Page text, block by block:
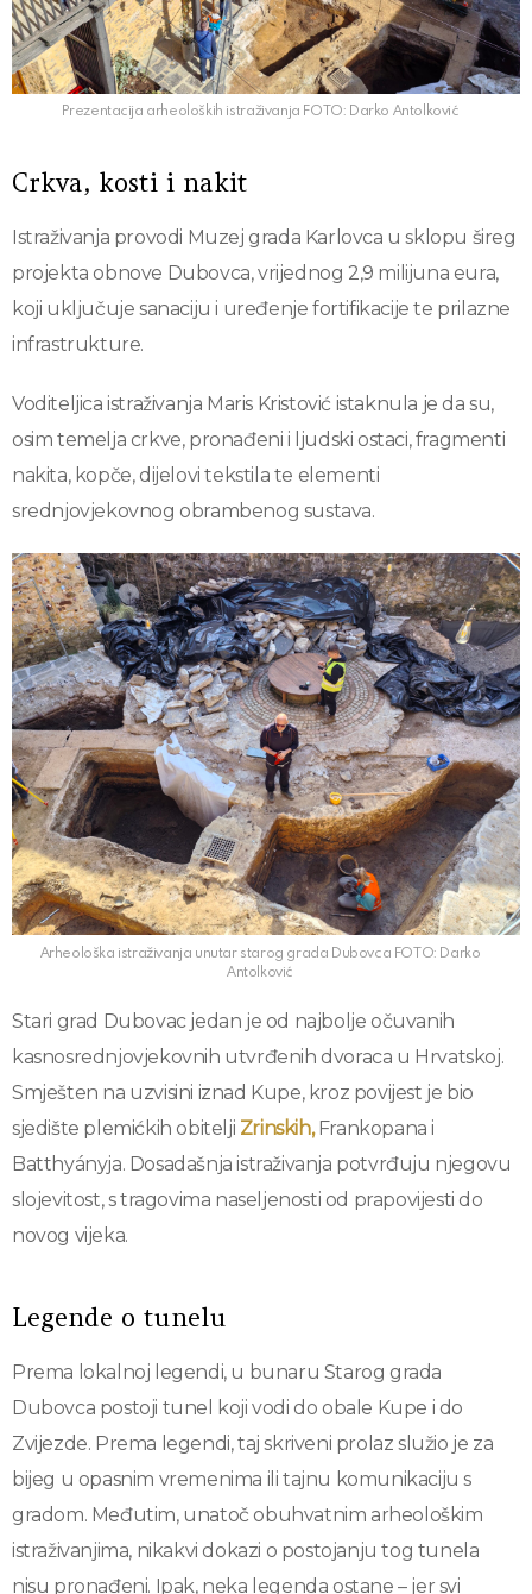
Prezentacija arheoloških istraživanja FOTO: Darko Antolković
Crkva, kosti i nakit
Istraživanja provodi Muzej grada Karlovca u sklopu šireg
projekta obnove Dubovca, vrijednog 2,9 milijuna eura,
koji uključuje sanaciju i uređenje fortifikacije te prilazne
infrastrukture.
Voditeljica istraživanja Maris Kristović istaknula je da su,
osim temelja crkve, pronađeni i ljudski ostaci, fragmenti
nakita, kopče, dijelovi tekstila te elementi
srednjovjekovnog obrambenog sustava.
Arheološka istraživanja unutar starog grada Dubovca FOTO: Darko
Antolković
Stari grad Dubovac jedan je od najbolje očuvanih
kasnosrednjovjekovnih utvrđenih dvoraca u Hrvatskoj.
Smješten na uzvisini iznad Kupe, kroz povijest je bio
sjedište plemićkih obitelji Zrinskih,Frankopana i
Batthyányja. Dosadašnja istraživanja potvrđuju njegovu
slojevitost, s tragovima naseljenosti od prapovijesti do
novog vijeka.
Legende o tunelu
Prema lokalnoj legendi, u bunaru Starog grada
Dubovca postoji tunel koji vodi do obale Kupe i do
Zvijezde. Prema legendi, taj skriveni prolaz služio je za
bijeg u opasnim vremenima ili tajnu komunikaciju s
gradom. Međutim, unatoč obuhvatnim arheološkim
istraživanjima, nikakvi dokazi o postojanju tog tunela
nisu pronađeni. Ipak, neka legenda ostane – jer svi